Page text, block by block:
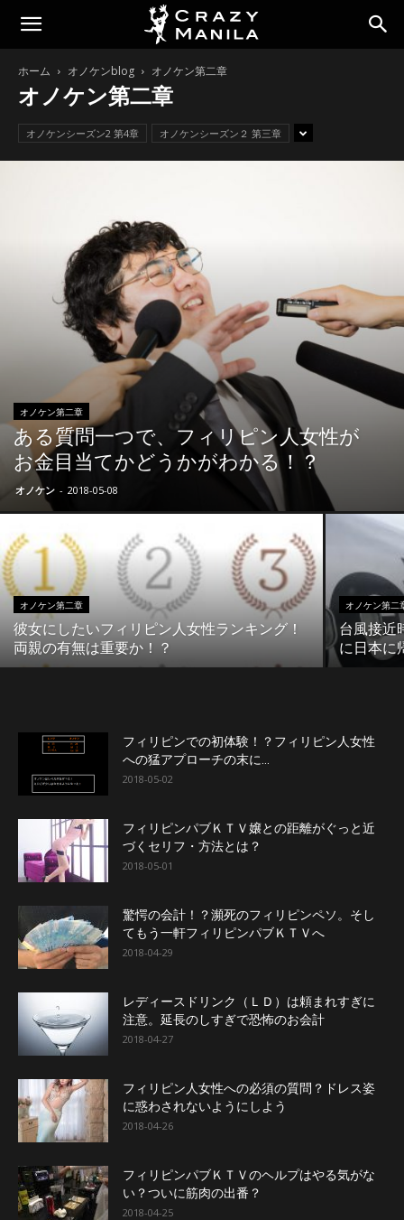
ホーム オノケンblog オノケン第二章
オノケン第二章
オノケンシーズン2 第4章 オノケンシーズン２ 第三章
オノケン第二章
ある質問一つで、フィリピン人女性が
お金目当てかどうかがわかる！？
オノケン - 2018-05-08
オノケン第二章
彼女にしたいフィリピン人女性ランキング！
両親の有無は重要か！？
オノケン第二
台風接近
に日本に
フィリピンでの初体験！？フィリピン人女性
への猛アプローチの末に…
2018-05-02
フィリピンパブＫＴＶ嬢との距離がぐっと近
づくセリフ・方法とは？
2018-05-01
驚愕の会計！？瀕死のフィリピンペソ。そし
てもう一軒フィリピンパブＫＴＶへ
2018-04-29
レディースドリンク（ＬＤ）は頼まれすぎに
注意。延長のしすぎで恐怖のお会計
2018-04-27
フィリピン人女性への必須の質問？ドレス姿
に惑わされないようにしよう
2018-04-26
フィリピンパブＫＴＶのヘルプはやる気がな
い？ついに筋肉の出番？
2018-04-25